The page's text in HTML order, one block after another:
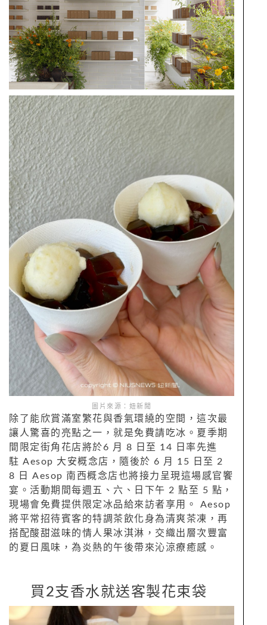
圖片來源：妞新聞
除了能欣賞滿室繁花與香氣環繞的空間，這次最
讓人驚喜的亮點之一，就是免費請吃冰。夏季期
間限定街角花店將於6 月 8 日至 14 日率先進
駐 Aesop 大安概念店 ，隨後於 6 月 15 日至 2
8 日 Aesop 南西概念店也將接力呈現這場感官饗
宴。活動期間每週五、六、日下午 2 點至 5 點，
現場會免費提供限定冰品給來訪者享用。 Aesop
將平常招待賓客的特調茶飲化身為清爽茶凍，再
搭配酸甜滋味的情人果冰淇淋，交織出層次豐富
的夏日風味，為炎熱的午後帶來沁涼療癒感。
買2支香水就送客製花束袋